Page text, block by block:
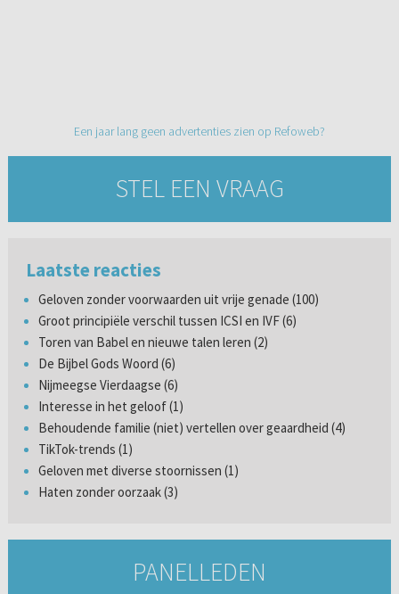
Een jaar lang geen advertenties zien op Refoweb?
STEL EEN VRAAG
Laatste reacties
Geloven zonder voorwaarden uit vrije genade (100)
Groot principiële verschil tussen ICSI en IVF (6)
Toren van Babel en nieuwe talen leren (2)
De Bijbel Gods Woord (6)
Nijmeegse Vierdaagse (6)
Interesse in het geloof (1)
Behoudende familie (niet) vertellen over geaardheid (4)
TikTok-trends (1)
Geloven met diverse stoornissen (1)
Haten zonder oorzaak (3)
PANELLEDEN